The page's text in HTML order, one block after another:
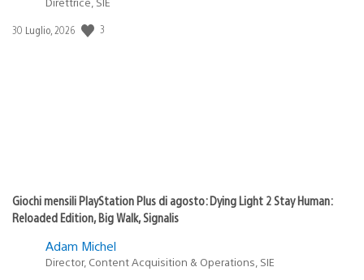
Data
30 Luglio, 2026 3
Giochi mensili PlayStation Plus di agosto: Dying Light 2 Stay Human:
Reloaded Edition, Big Walk, Signalis
Adam Michel
Director, Content Acquisition & Operations, SIE